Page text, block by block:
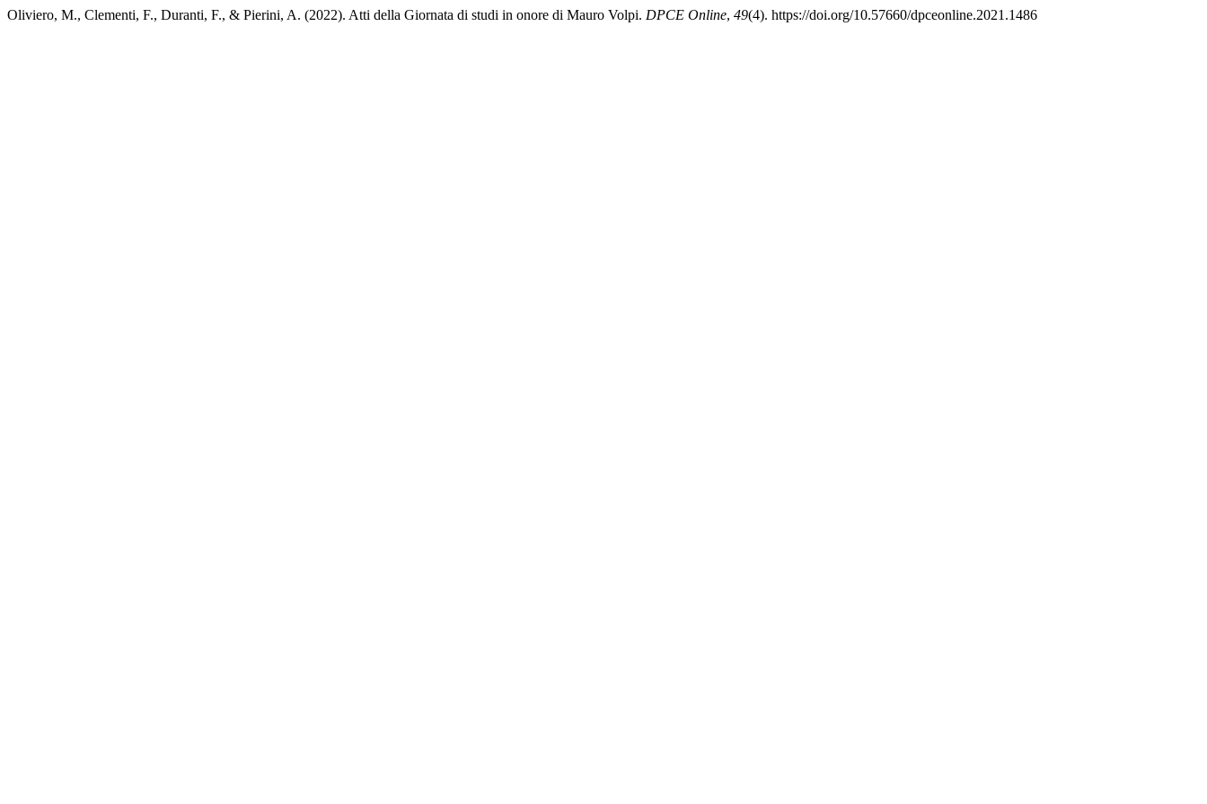
Oliviero, M., Clementi, F., Duranti, F., & Pierini, A. (2022). Atti della Giornata di studi in onore di Mauro Volpi. DPCE Online, 49(4). https://doi.org/10.57660/dpceonline.2021.1486